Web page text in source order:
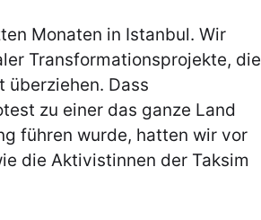
Monaten in Istanbul. Wir
Transformationsprojekte, die
überziehen. Dass
zu einer das ganze Land
führen wurde, hatten wir vor
die Aktivistinnen der Taksim